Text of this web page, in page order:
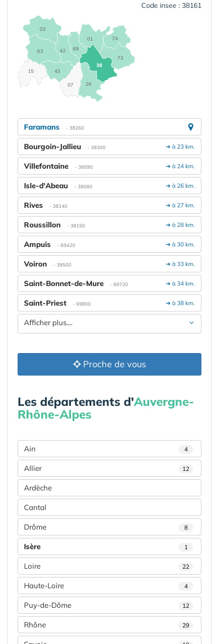
Code insee : 38161
01
03
07
15
26
38
42
43
63
69
73
74
Faramans - 38260
➔ à 23 km.
Bourgoin-Jallieu - 38300
➔ à 24 km.
Villefontaine - 38090
➔ à 26 km.
Isle-d'Abeau - 38080
➔ à 27 km.
Rives - 38140
➔ à 28 km.
Roussillon - 38150
➔ à 30 km.
Ampuis - 69420
➔ à 33 km.
Voiron - 38500
➔ à 34 km.
Saint-Bonnet-de-Mure - 69720
➔ à 38 km.
Saint-Priest - 69800
Afficher plus....
Proche de vous
Les départements d'Auvergne-
Rhône-Alpes
Ain 4
Allier 12
Ardèche
Cantal
Drôme 8
Isère 1
Loire 22
Haute-Loire 4
Puy-de-Dôme 12
Rhône 29